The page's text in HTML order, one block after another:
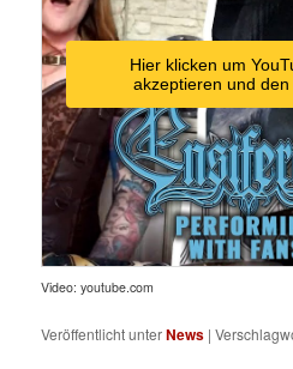
Hier klicken um
akzeptieren und
Video: youtube.com
Veröffentlicht unterNews |